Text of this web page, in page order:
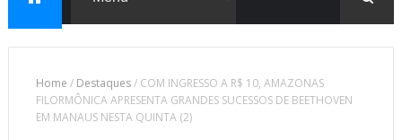
Home / Destaques/ COM INGRESSO A R$ 10, AMAZONAS
FILORMÔNICA APRESENTA GRANDES SUCESSOS DE BEETHOVEN
EM MANAUS NESTA QUINTA (2)